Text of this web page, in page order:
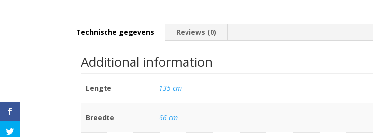
Technische gegevens Reviews (0)
Additional information
Lengte 135 cm
Breedte 66 cm